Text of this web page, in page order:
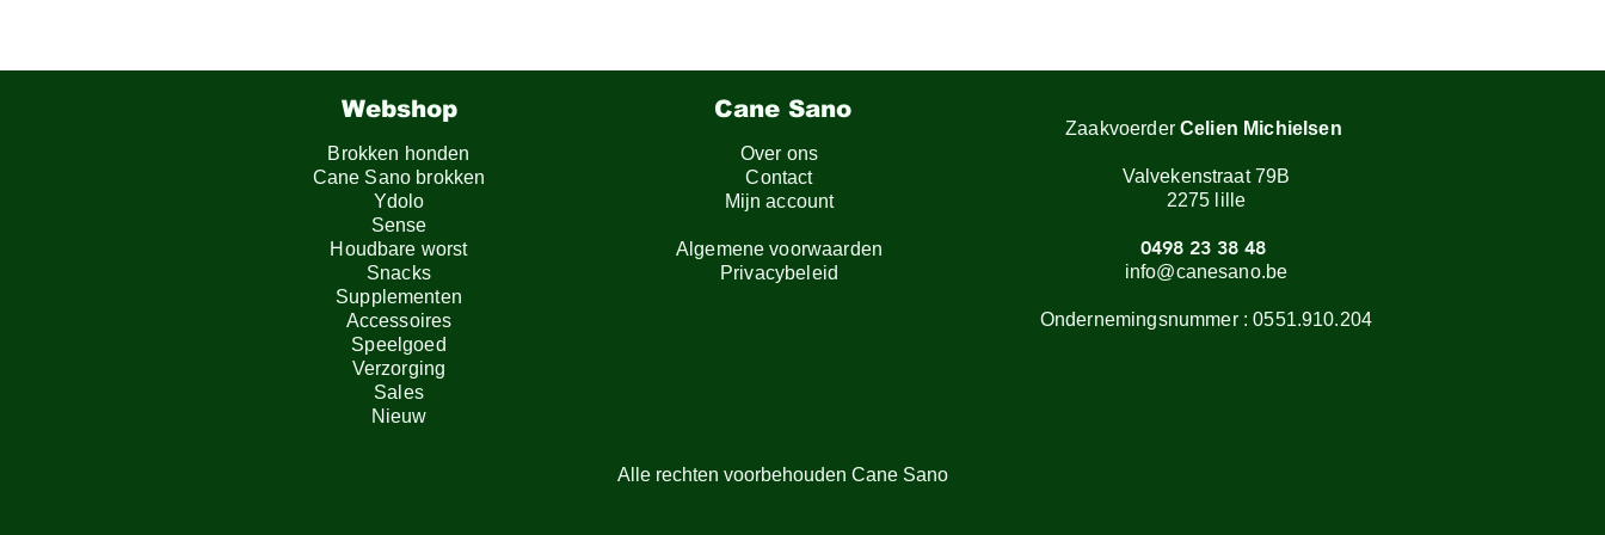
Webshop
Brokken honden
Cane Sano brokken
Ydolo
Sense
Houdbare worst
Snacks
Supplementen
Accessoires
Speelgoed
Verzorging
Sales
Nieuw
Cane Sano
Over ons
Contact
Mijn account
Algemene voorwaarden
Privacybeleid
ZaakvoerderCelien Michielsen
Valvekenstraat 79B
2275 lille
0498 23 38 48
info@canesano.be
Ondernemingsnummer :0551.910.204
Alle rechten voorbehouden Cane Sano